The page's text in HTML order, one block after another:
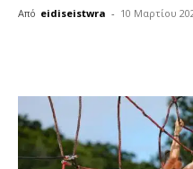
Από eidiseistwra - 10 Μαρτίου